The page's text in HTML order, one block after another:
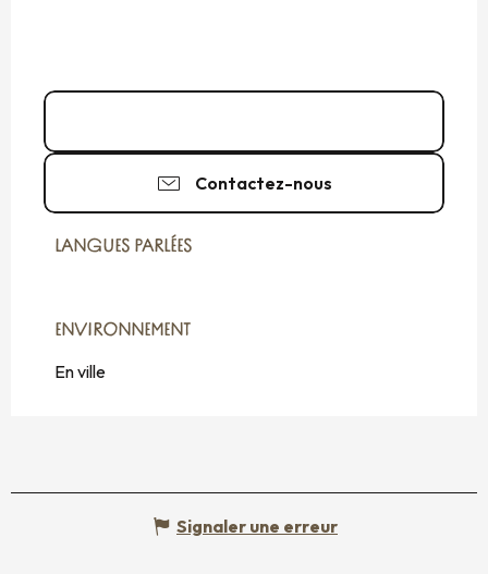
Contactez-nous
LANGUES PARLÉES
LANGUES PARLÉES
ENVIRONNEMENT
ENVIRONNEMENT
En ville
Signaler une erreur